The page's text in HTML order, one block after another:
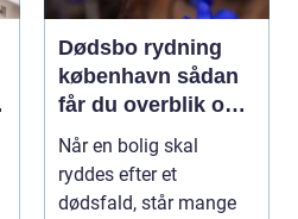
Dødsbo rydning
københavn sådan
får du overblik og
professionel hjælp
Når en bolig skal
ryddes efter et
dødsfald, står mange